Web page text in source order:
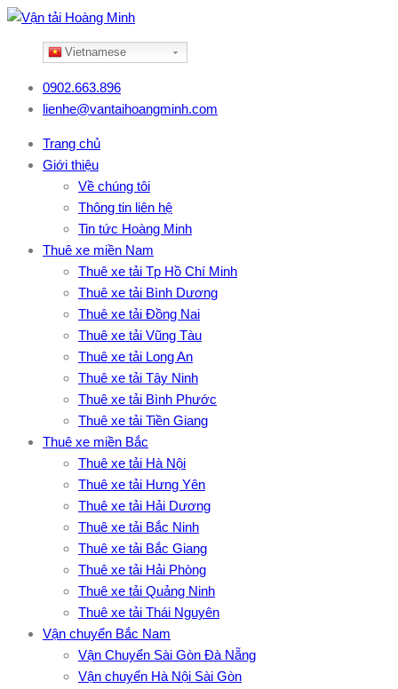
Vietnamese
0902.663.896
lienhe@vantaihoangminh.com
Trang chủ
Giới thiệu
Về chúng tôi
Thông tin liên hệ
Tin tức Hoàng Minh
Thuê xe miền Nam
Thuê xe tải Tp Hồ Chí Minh
Thuê xe tải Bình Dương
Thuê xe tải Đồng Nai
Thuê xe tải Vũng Tàu
Thuê xe tải Long An
Thuê xe tải Tây Ninh
Thuê xe tải Bình Phước
Thuê xe tải Tiền Giang
Thuê xe miền Bắc
Thuê xe tải Hà Nội
Thuê xe tải Hưng Yên
Thuê xe tải Hải Dương
Thuê xe tải Bắc Ninh
Thuê xe tải Bắc Giang
Thuê xe tải Hải Phòng
Thuê xe tải Quảng Ninh
Thuê xe tải Thái Nguyên
Vận chuyển Bắc Nam
Vận Chuyển Sài Gòn Đà Nẵng
Vận chuyển Hà Nội Sài Gòn